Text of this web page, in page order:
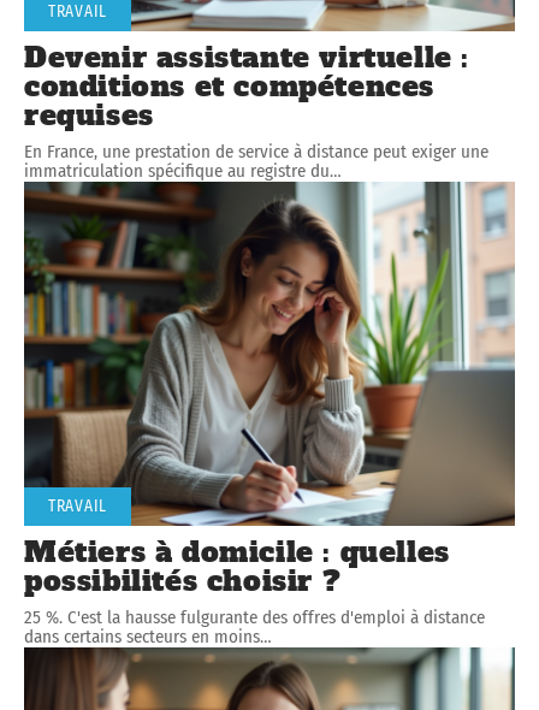
TRAVAIL
Devenir assistante virtuelle :
conditions et compétences
requises
En France, une prestation de service à distance peut exiger une
immatriculation spécifique au registre du…
TRAVAIL
Métiers à domicile : quelles
possibilités choisir ?
25 %. C'est la hausse fulgurante des offres d'emploi à distance
dans certains secteurs en moins…